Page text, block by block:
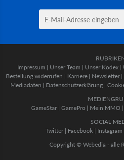
Impressum | Unser Team | Unser Kodex |
Bestellung widerrufen | Karriere | Newsletter |
Mediadaten | Datenschutzerklärung |
GameStar| GamePro | Mein MMO |
SOCIAL
Twitter | Facebook | Instagram
Copyright © Webedia - alle